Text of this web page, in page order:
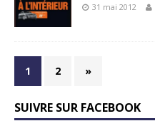
31 mai 2012
1 2 »
SUIVRE SUR FACEBOOK